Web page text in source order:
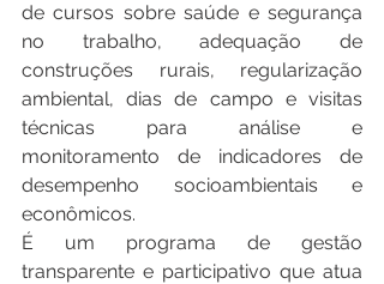
de cursos sobre saúde e segurança
no trabalho, adequação de
construções rurais, regularização
ambiental, dias de campo e visitas
técnicas para análise e
monitoramento de indicadores de
desempenho socioambientais e
econômicos.
É um programa de gestão
transparente e participativo que atua